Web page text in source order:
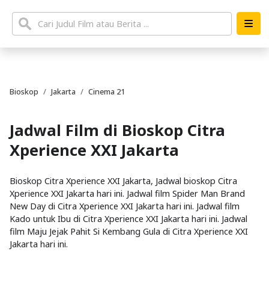
Bioskop Jakarta Cinema 21
Jadwal Film di Bioskop Citra
Xperience XXI Jakarta
Bioskop Citra Xperience XXI Jakarta, Jadwal bioskop Citra
Xperience XXI Jakarta hari ini. Jadwal film Spider Man Brand
New Day di Citra Xperience XXI Jakarta hari ini. Jadwal film
Kado untuk Ibu di Citra Xperience XXI Jakarta hari ini. Jadwal
film Maju Jejak Pahit Si Kembang Gula di Citra Xperience XXI
Jakarta hari ini.